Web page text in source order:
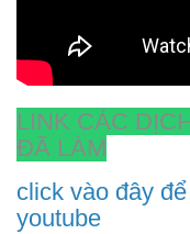
LINK CÁC
ĐÃ LÀM
click vào đây
youtube